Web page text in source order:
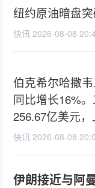
纽约原油暗盘突
快讯 2026-08-08
伯克希尔哈撒韦
同比增长16%
256.67亿美元，
快讯 2026-08-08
伊朗接近与阿